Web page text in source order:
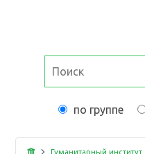
по группе
Гуманитарный институт